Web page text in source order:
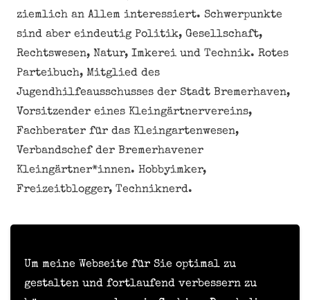
Um meine Webseite für Sie optimal zu
gestalten und fortlaufend verbessern zu
ziemlich an Allem interessiert. Schwerpunkte
sind aber eindeutig Politik, Gesellschaft,
Rechtswesen, Natur, Imkerei und Technik. Rotes
Parteibuch, Mitglied des
Jugendhilfeausschusses der Stadt Bremerhaven,
Vorsitzender eines Kleingärtnervereins,
Fachberater für das Kleingartenwesen,
Verbandschef der Bremerhavener
Kleingärtner*innen. Hobbyimker,
Freizeitblogger, Techniknerd.
oder weitergeben